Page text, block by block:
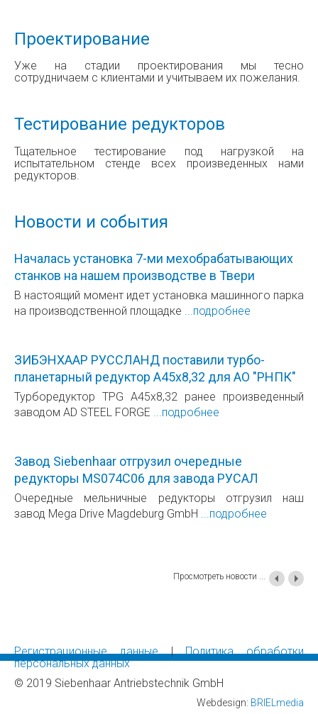
Проектирование
Уже на стадии проектирования мы тесно
сотрудничаем с клиентами и учитываем их пожелания.
Тестирование редукторов
Тщательное тестирование под нагрузкой на
испытательном стенде всех произведенных нами
редукторов.
Новости и события
Началась установка 7-ми мехобрабатывающих
станков на нашем производстве в Твери
В настоящий момент идет установка машинного парка
на производственной площадке ...подробнее
ЗИБЭНХААР РУССЛАНД поставили турбо-
планетарный редуктор A45х8,32 для AО "РНПК"
Турборедуктор TPG A45х8,32 ранее произведенный
заводом AD STEEL FORGE ...подробнее
Завод Siebenhaar отгрузил очередные
редукторы MS074С06 для завода РУСАЛ
Очередные мельничные редукторы отгрузил наш
завод Mega Drive Magdeburg GmbH ...подробнее
Просмотреть новости ...
Регистрационные данные|Политика обработки
персональных данных
© 2019 Siebenhaar Antriebstechnik GmbH
Webdesign: BRIELmedia